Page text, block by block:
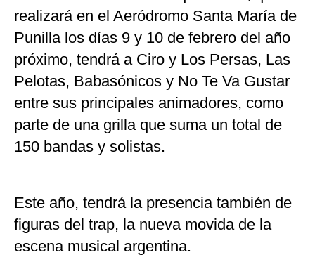
realizará en el Aeródromo Santa María de
Punilla los días 9 y 10 de febrero del año
próximo, tendrá a Ciro y Los Persas, Las
Pelotas, Babasónicos y No Te Va Gustar
entre sus principales animadores, como
parte de una grilla que suma un total de
150 bandas y solistas.
Este año, tendrá la presencia también de
figuras del trap, la nueva movida de la
escena musical argentina.